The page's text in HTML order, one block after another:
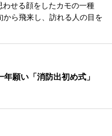
せる顔をしたカモの一種
から飛来し、訪れる人の目を
年願い「消防出初め式」